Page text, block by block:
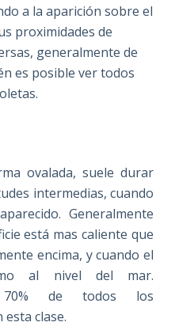
a la aparición sobre el
proximidades de
generalmente de
es posible ver todos
ovalada, suele durar
intermedias, cuando
Generalmente
está mas caliente que
encima, y cuando el
al nivel del mar.
70% de todos los
clase.